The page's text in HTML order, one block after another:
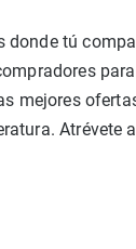
donde tú
mejores
Atrévete